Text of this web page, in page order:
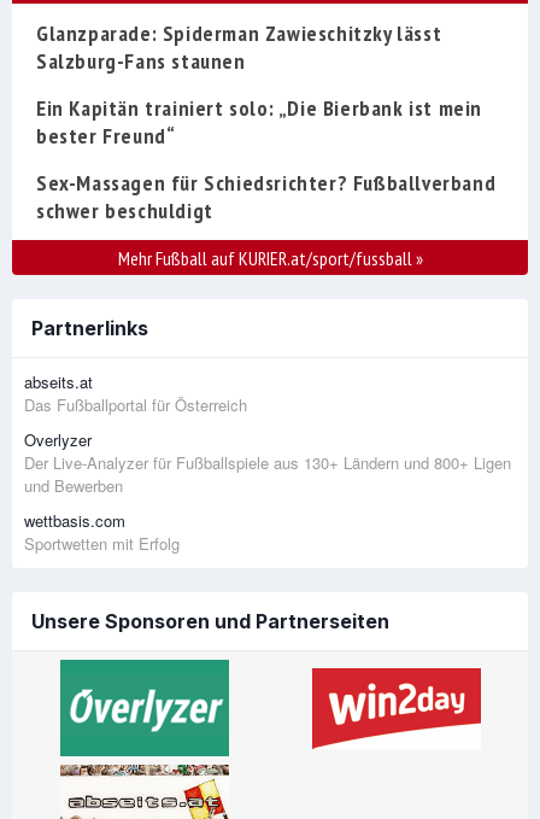
Glanzparade: Spiderman Zawieschitzky lässt
Salzburg-Fans staunen
Ein Kapitän trainiert solo: „Die Bierbank ist mein
bester Freund“
Sex-Massagen für Schiedsrichter? Fußballverband
schwer beschuldigt
Mehr Fußball auf KURIER.at/sport/fussball»
Partnerlinks
abseits.at
Das Fußballportal für Österreich
Overlyzer
Der Live-Analyzer für Fußballspiele aus 130+ Ländern und 800+ Ligen
und Bewerben
wettbasis.com
Sportwetten mit Erfolg
Unsere Sponsoren und Partnerseiten